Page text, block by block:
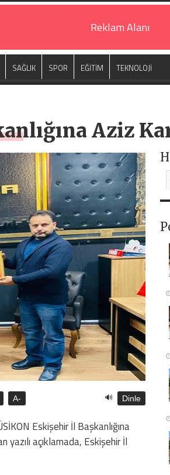
Reklam Alanı
SAĞLIK SPOR EĞİTİM TEKNOLOJİ
Aziz
A- 🔊 Dinle
Eskişehir İl Başkanlığına
açıklamada, Eskişehir İl